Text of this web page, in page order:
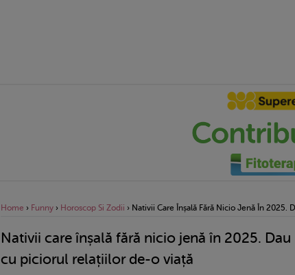
Home › Funny › Horoscop Si Zodii › Nativii Care Înșală Fără Nicio Jenă În 2025.
Nativii care înșală fără nicio jenă în 2025. Dau
cu piciorul relațiilor de-o viață